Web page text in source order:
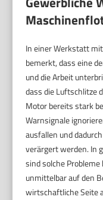
In einer Werkstatt
bemerkt, dass eine
und die Arbeit
dass die Luftschlitze
Motor bereits stark
Warnsignale
ausfallen und
verärgert werden. In
sind solche
unmittelbar auf den
wirtschaftliche Seite